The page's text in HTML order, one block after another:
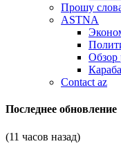
Прошу
ASTNA
Обзор
Contact az
Последнее обновление
(11 часов назад)